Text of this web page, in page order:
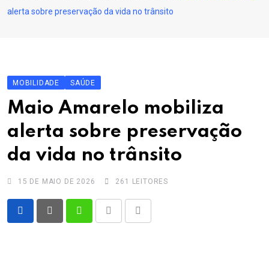
content
alerta sobre preservação da vida no trânsito
MOBILIDADE SAÚDE
Maio Amarelo mobiliza
alerta sobre preservação
da vida no trânsito
15 DE MAIO DE 2026 261 LEITORES